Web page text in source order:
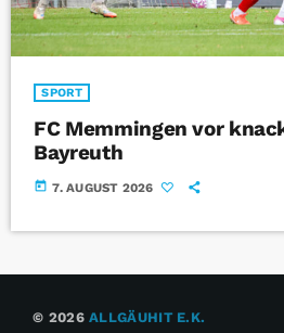
SPORT
FC Memmingen vor
Bayreuth
today 7. AUGUST 2026
© 2026ALLGÄUHIT E.K.